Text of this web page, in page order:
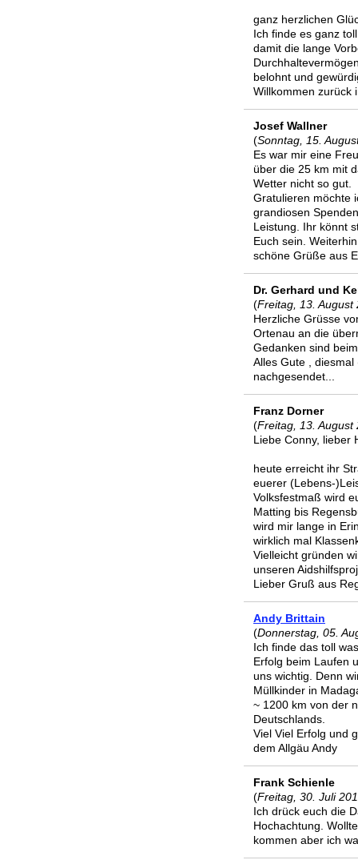
ganz herzlichen
Ich finde es ganz
damit die lange
belohnt und
Willkommen zurück
Josef Wallner
(Sonntag, 15.
Es war mir eine
über die 25 km mit
Wetter nicht so gut.
Gratulieren möchte
grandiosen
Leistung. Ihr könnt
Euch sein.
schöne Grüße aus
Dr. Gerhard und
(Freitag, 13. August
Herzliche Grüsse
Ortenau an die
Gedanken sind
Alles Gute ,
nachgesendet...
Franz Dorner
(Freitag, 13. August
Liebe Conny, lieber
heute erreicht ihr
euerer (Lebens-
Volksfestmaß wird
Matting bis
wird mir lange in
wirklich mal
Vielleicht gründen
unseren
Lieber Gruß aus
Andy Brittain
(Donnerstag, 05.
Ich finde das toll
Erfolg beim Laufen
uns wichtig. Denn
Müllkinder in
~ 1200 km von der
Deutschlands.
Viel Viel Erfolg und
dem Allgäu Andy
Frank Schienle
(Freitag, 30. Juli
Ich drück euch die
Hochachtung.
kommen aber ich